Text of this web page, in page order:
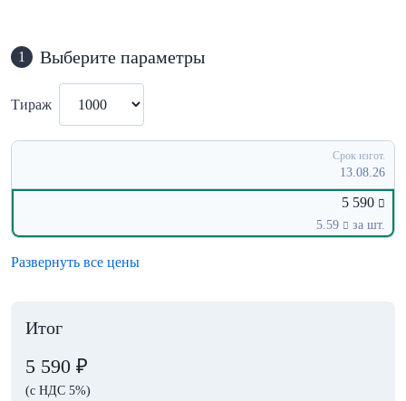
1 Выберите параметры
Тираж
Срок изгот.
13.08.26
5 590
5.59 за шт.
Развернуть все цены
Итог
5 590 ₽
(с НДС 5%)